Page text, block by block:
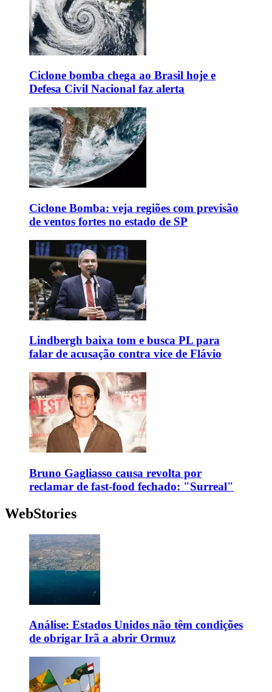
Ciclone bomba chega ao Brasil hoje e
Defesa Civil Nacional faz alerta
Ciclone Bomba: veja regiões com previsão
de ventos fortes no estado de SP
Lindbergh baixa tom e busca PL para
falar de acusação contra vice de Flávio
Bruno Gagliasso causa revolta por
reclamar de fast-food fechado: "Surreal"
WebStories
Análise: Estados Unidos não têm condições
de obrigar Irã a abrir Ormuz